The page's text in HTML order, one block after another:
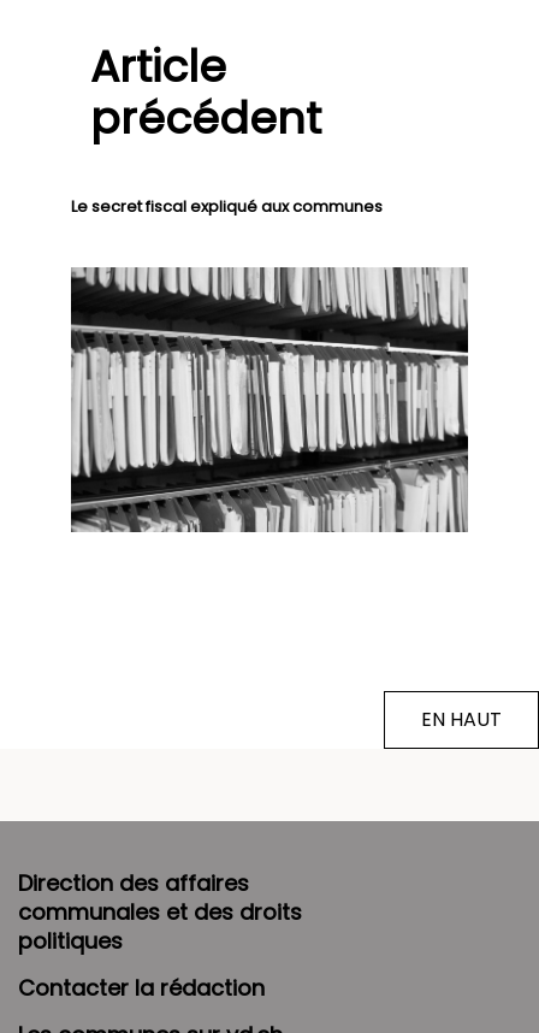
Article
précédent
Le secret fiscal expliqué aux communes
EN HAUT
Direction des affaires
communales et des droits
politiques
Contacter la rédaction